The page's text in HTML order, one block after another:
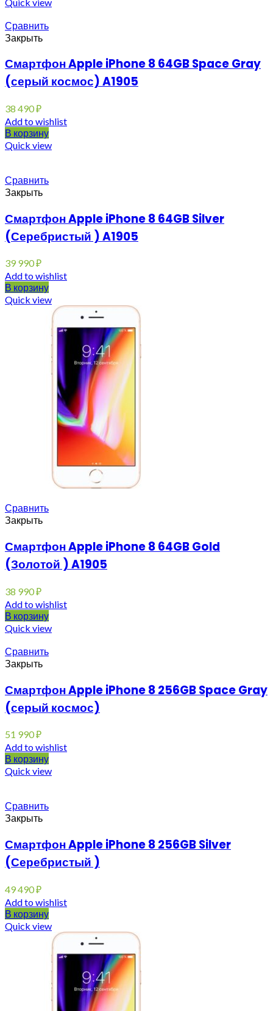
Сравнить
Закрыть
Смартфон Apple iPhone 8 64GB Space Gray
(серый космос) A1905
38 490₽
Add to wishlist
В корзину
Quick view
Сравнить
Закрыть
Смартфон Apple iPhone 8 64GB Silver
(Серебристый ) A1905
39 990₽
Add to wishlist
В корзину
Quick view
Сравнить
Закрыть
Смартфон Apple iPhone 8 64GB Gold
(Золотой ) A1905
38 990₽
Add to wishlist
В корзину
Quick view
Сравнить
Закрыть
Смартфон Apple iPhone 8 256GB Space Gray
(серый космос)
51 990₽
Add to wishlist
В корзину
Quick view
Сравнить
Закрыть
Смартфон Apple iPhone 8 256GB Silver
(Серебристый )
49 490₽
Add to wishlist
В корзину
Quick view